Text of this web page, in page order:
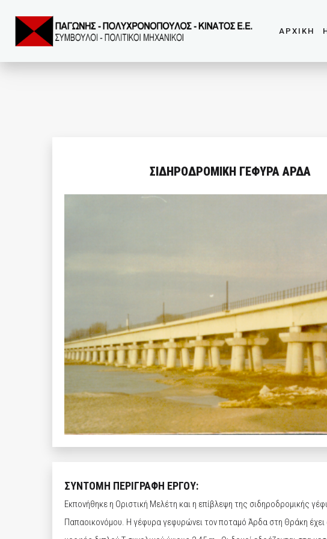
ΑΡΧΙΚΗ
ΣΙΔΗΡΟΔΡΟΜΙΚΗ ΓΕΦΥΡΑ ΑΡΔΑ
ΣΥΝΤΟΜΗ ΠΕΡΙΓΡΑΦΗ ΕΡΓΟΥ:
Εκπονήθηκε η Οριστική Μελέτη και η επίβλεψη της σιδηροδρομικής
Παπαοικονόμου. Η γέφυρα γεφυρώνει τον ποταμό Άρδα στη Θράκη έχει